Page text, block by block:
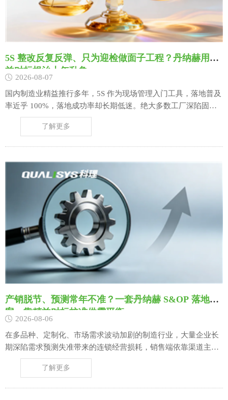
5S 整改反复反弹、只为迎检做面子工程？丹纳赫用精
益对标根治十年乱象
2026-08-07
国内制造业精益推行多年，5S 作为现场管理入门工具，落地普及
率近乎 100%，落地成功率却长期低迷。绝大多数工厂深陷固定
怪圈：客户审厂、上级视察、参观接待前夕，全员停工加班突击
整理，划线定置、清扫消杀、物料规整快速落地，车间焕然一
了解更多
产销脱节、预测常年不准？一套丹纳赫 S&OP 落地方
案，靠精益对标校准供需平衡
2026-08-06
在多品种、定制化、市场需求波动加剧的制造行业，大量企业长
期深陷需求预测失准带来的连锁经营损耗，销售端依靠渠道主观
经验、零散客户意向上报需求，计划部门缺乏统一供需平衡标
尺，生产、采购只能基于偏差巨大的预测数据安排排产与物料备
了解更多